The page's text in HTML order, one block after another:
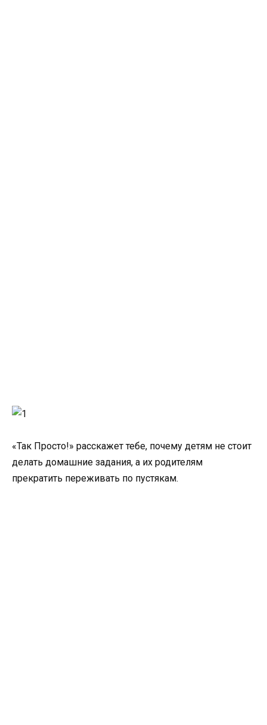
«Так Просто!» расскажет тебе, почему детям не стоит
делать домашние задания, а их родителям
прекратить переживать по пустякам.